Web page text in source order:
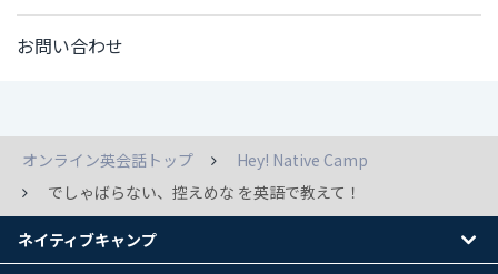
お問い合わせ
オンライン英会話トップ
Hey! Native Camp
でしゃばらない、控えめな を英語で教えて！
ネイティブキャンプ